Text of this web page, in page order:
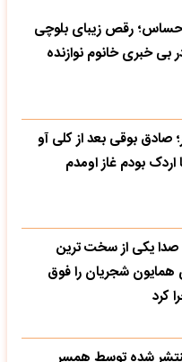
رقص زیبای بلوچی
بی خبری خانوم نوازنده
صادق بوقی بعد از کلی آو
اردک بودم غاز اومدم
یکی از سخت ترین
شجریان را فوق
کرد